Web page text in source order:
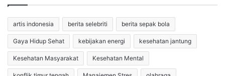
artis indonesia berita selebriti berita sepak bola
Gaya Hidup Sehat kebijakan energi kesehatan jantung
Kesehatan Masyarakat Kesehatan Mental